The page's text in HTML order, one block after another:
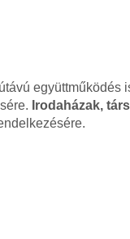
együttműködés
Irodaházak,